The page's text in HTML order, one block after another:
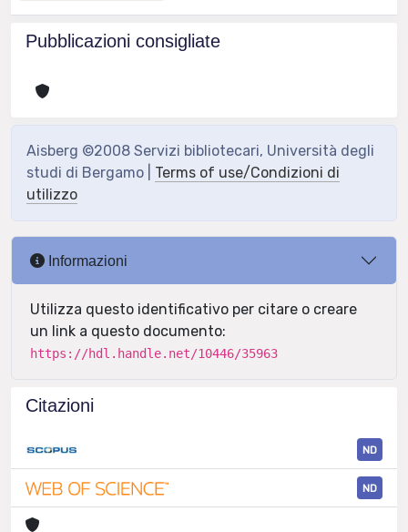
Pubblicazioni consigliate
Aisberg ©2008 Servizi bibliotecari, Università degli
studi di Bergamo | Terms of use/Condizioni di
utilizzo
Informazioni
Utilizza questo identificativo per citare o creare
un link a questo documento:
https://hdl.handle.net/10446/35963
Citazioni
ND
ND